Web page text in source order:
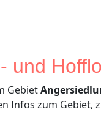
und
Gebiet
Infos zum Gebiet,